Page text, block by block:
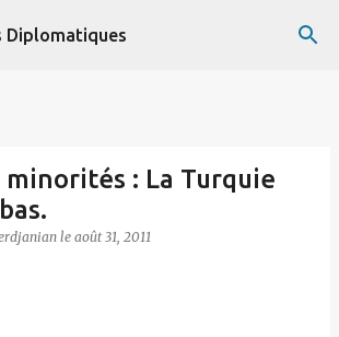
au contenu principal
Diplomatiques
minorités : La Turquie
le août 31, 2011